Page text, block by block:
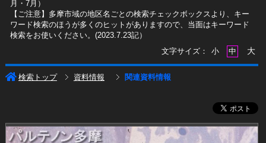
月・7月）
【ご注意】多摩市域の地区名ごとの検索チェックボックスより、キー
ワード検索のほうが多くのヒットがありますので、当面はキーワード
検索をお使いください。(2023.7.23記）
文字サイズ：
小 中 大
検索トップ 資料情報 関連資料情報